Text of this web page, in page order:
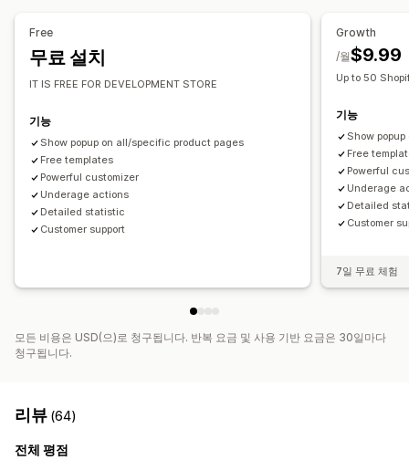
Free
무료 설치
IT IS FREE FOR DEVELOPMENT STORE
기능
Show popup on all/specific product pages
Free templates
Powerful customizer
Underage actions
Detailed statistic
Customer support
Growth
$9.99
/월
Up to 50
기능
Show
Free
Powerful
Underage
Detailed
Customer
7일 무료 체험
모든 비용은 USD(으)로 청구됩니다. 반복 요금 및 사용 기반 요금은 30일마다
청구됩니다.
리뷰 (64)
전체 평점